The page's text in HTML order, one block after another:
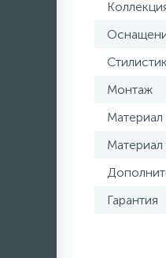
Монтаж
Материал
Материал
Гарантия